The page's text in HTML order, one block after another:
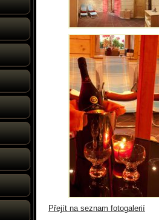
Přejít na seznam fotogalerií